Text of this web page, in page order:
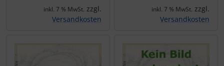
inkl. 7 % MwSt. zzgl.
Versandkosten
inkl. 7 % MwSt. zzgl.
Versandkosten